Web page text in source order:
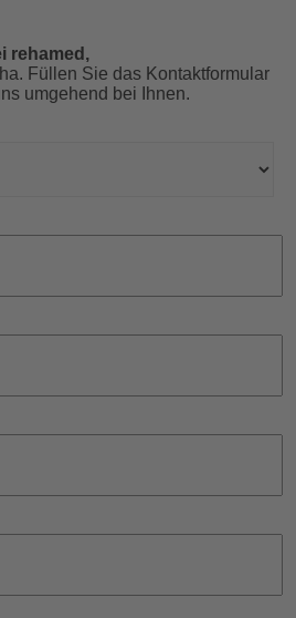
rehamed,
Füllen Sie das Kontaktformular
umgehend bei Ihnen.